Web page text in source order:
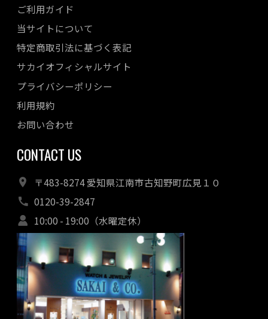
ご利用ガイド
当サイトについて
特定商取引法に基づく表記
サカイオフィシャルサイト
プライバシーポリシー
利用規約
お問い合わせ
CONTACT US
〒483-8274 愛知県江南市古知野町広見１０
0120-39-2847
10:00 - 19:00（水曜定休）